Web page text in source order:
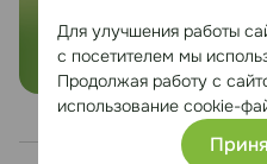
Для улучшения работы
с посетителем мы
Продолжая работу с
использование cookie-